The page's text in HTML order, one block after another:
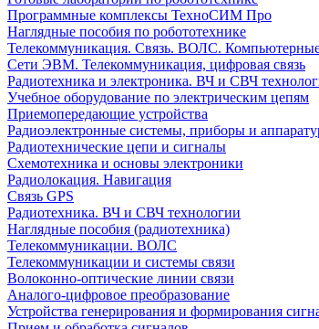
Программные комплексы ТехноСИМ Про
Наглядные пособия по робототехнике
Телекоммуникация. Связь. ВОЛС.
Сети ЭВМ. Телекоммуникация, цифровая связь
Радиотехника и электроника. ВЧ и СВЧ
Учебное оборудование по электрическим цепям
Приемопередающие устройства
Радиоэлектронные системы, приборы и
Радиотехнические цепи и сигналы
Схемотехника и основы электроники
Радиолокация. Навигация
Связь GPS
Радиотехника. ВЧ и СВЧ технологии
Наглядные пособия (радиотехника)
Телекоммуникации. ВОЛС
Телекоммуникации и системы связи
Волоконно-оптические линии связи
Аналого-цифровое преобразование
Устройства генерирования и формирования